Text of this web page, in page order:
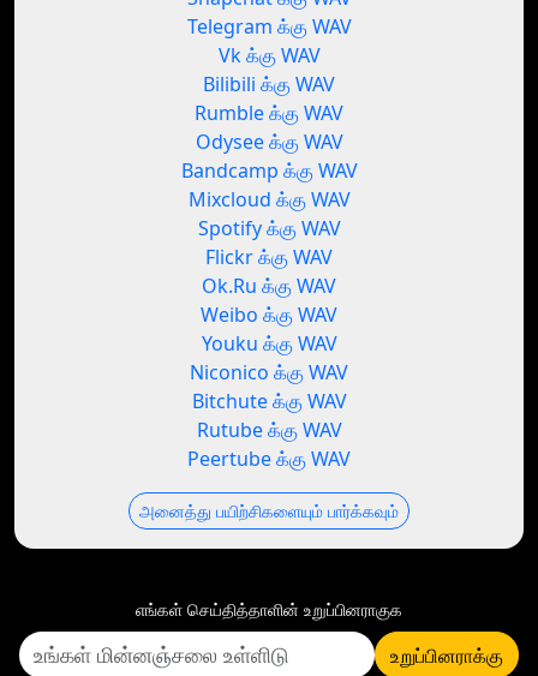
Telegram க்கு WAV
Vk க்கு WAV
Bilibili க்கு WAV
Rumble க்கு WAV
Odysee க்கு WAV
Bandcamp க்கு WAV
Mixcloud க்கு WAV
Spotify க்கு WAV
Flickr க்கு WAV
Ok.Ru க்கு WAV
Weibo க்கு WAV
Youku க்கு WAV
Niconico க்கு WAV
Bitchute க்கு WAV
Rutube க்கு WAV
Peertube க்கு WAV
அனைத்து பயிற்சிகளையும் பார்க்கவும்
எங்கள் செய்தித்தாளின் உறுப்பினராகுக
உறுப்பினராக்கு